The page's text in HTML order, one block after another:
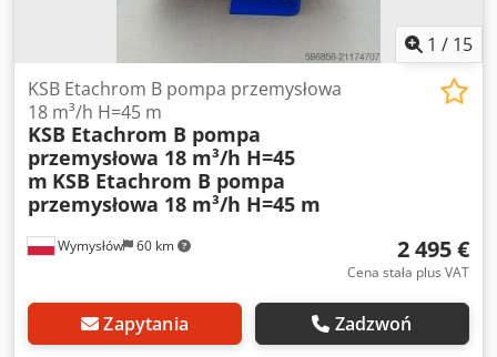
1 / 15
Wymysłów 60 km
KSB Etachrom B pompa przemysłowa
18 m³/h H=45 m
KSB Etachrom B pompa
przemysłowa 18 m³/h H=45
m KSB Etachrom B pompa
przemysłowa 18 m³/h H=45 m
2 495 €
Cena stała plus VAT
Zapytania Zadzwoń